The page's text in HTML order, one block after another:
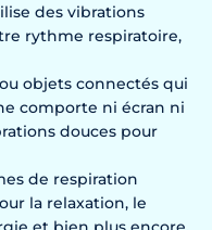
des vibrations
rythme respiratoire,
objets connectés qui
comporte ni écran ni
douces pour
de respiration
la relaxation, le